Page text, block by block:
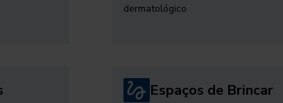
dermatológico
Espaços de Brincar